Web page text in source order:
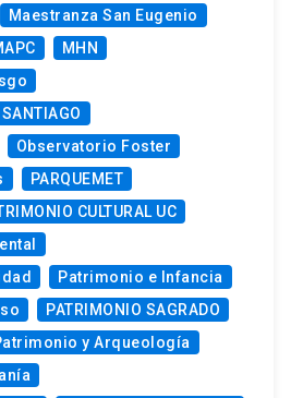
Maestranza San Eugenio
MHN
Observatorio Foster
PARQUEMET
CULTURAL UC
Patrimonio e Infancia
PATRIMONIO SAGRADO
y Arqueología